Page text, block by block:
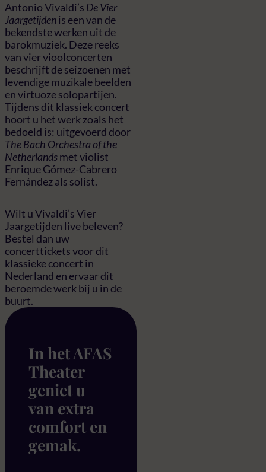
Antonio Vivaldi’s De Vier
Jaargetijdenis een van de
bekendste werken uit de
barokmuziek. Deze reeks
van vier vioolconcerten
beschrijft de seizoenen met
levendige muzikale beelden
en virtuoze solopartijen.
Tijdens dit klassiek concert
hoort u het werk zoals het
bedoeld is: uitgevoerd door
The Bach Orchestra of the
Netherlandsmet violist
Enrique Gómez-Cabrero
Fernández als solist.
Wilt u Vivaldi’s Vier
Jaargetijden live beleven?
Bestel dan uw
concerttickets voor dit
klassieke concert in
Nederland en ervaar dit
beroemde werk bij u in de
buurt.
In het AFAS
Theater
geniet u
van extra
comfort en
gemak.